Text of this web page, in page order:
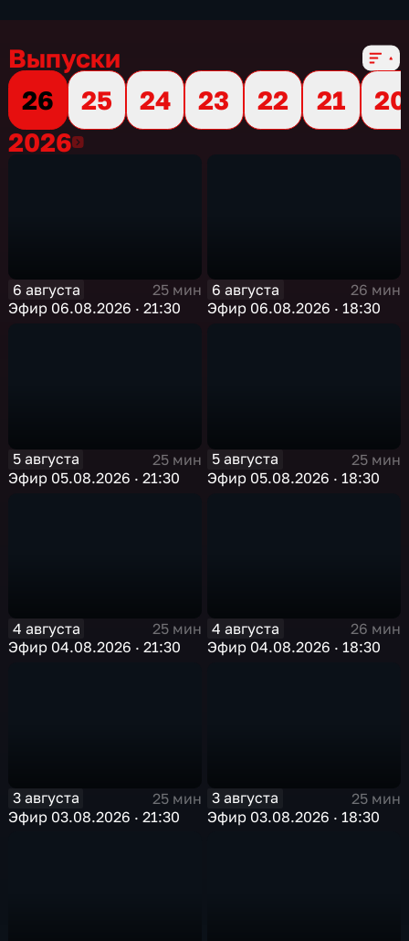
Выпуски
26
25 24 23 22 21
20
20262026
6 августа
25 мин
Эфир 06.08.2026 · 21:30
6 августа
26 мин
Эфир 06.08.2026 · 18:30
5 августа
25 мин
Эфир 05.08.2026 · 21:30
5 августа
25 мин
Эфир 05.08.2026 · 18:30
4 августа
25 мин
Эфир 04.08.2026 · 21:30
4 августа
26 мин
Эфир 04.08.2026 · 18:30
3 августа
25 мин
Эфир 03.08.2026 · 21:30
3 августа
25 мин
Эфир 03.08.2026 · 18:30